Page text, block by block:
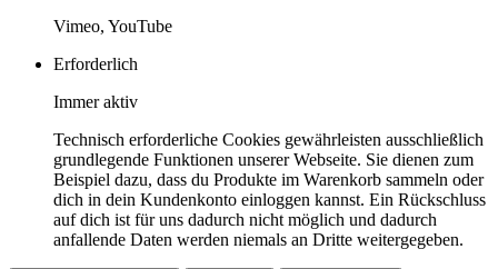
Vimeo, YouTube
Erforderlich
Immer aktiv
Technisch erforderliche Cookies gewährleisten ausschließlich
grundlegende Funktionen unserer Webseite. Sie dienen zum
Beispiel dazu, dass du Produkte im Warenkorb sammeln oder
dich in dein Kundenkonto einloggen kannst. Ein Rückschluss
auf dich ist für uns dadurch nicht möglich und dadurch
anfallende Daten werden niemals an Dritte weitergegeben.